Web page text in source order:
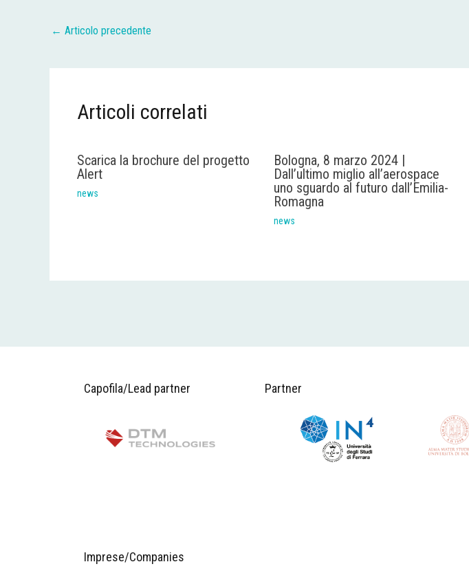
← Articolo precedente
Articoli correlati
Scarica la brochure del progetto
Alert
news
Bologna, 8 marzo 2024 |
Dall’ultimo miglio all’aerospace
uno sguardo al futuro dall’Emilia-
Romagna
news
Capofila/Lead partner Partner
Imprese/Companies